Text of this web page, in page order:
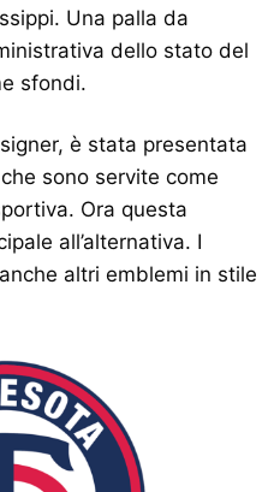
Una palla da
dello stato del
sfondi.
è stata presentata
sono servite come
Ora questa
all’alternativa. I
altri emblemi in stile